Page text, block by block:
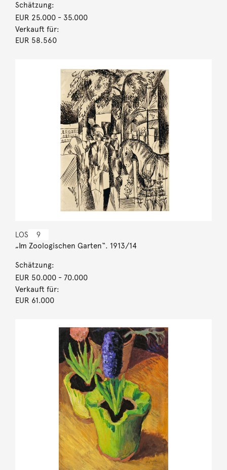
Schätzung:
EUR 25.000- 35.000
Verkauft für:
EUR 58.560
LOS 9
„Im Zoologischen Garten“. 1913/14
Schätzung:
EUR 50.000- 70.000
Verkauft für:
EUR 61.000